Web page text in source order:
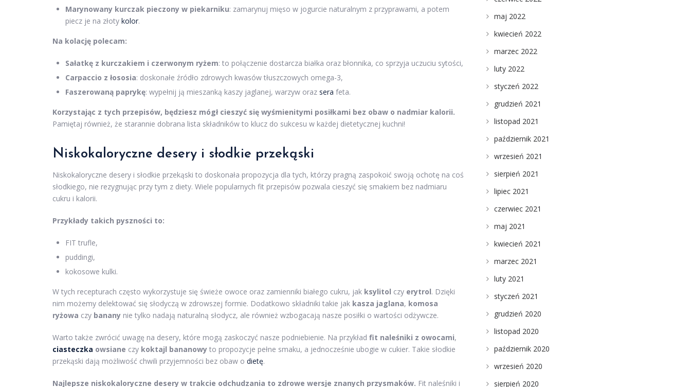
Marynowany kurczak pieczony w piekarniku: zamarynuj mięso w jogurcie naturalnym z przyprawami, a potem
piecz je na złoty kolor.
Na kolację polecam:
Sałatkę z kurczakiem i czerwonym ryżem: to połączenie dostarcza białka oraz błonnika, co sprzyja uczuciu sytości,
Carpaccio z łososia: doskonałe źródło zdrowych kwasów tłuszczowych omega-3,
Faszerowaną paprykę: wypełnij ją mieszanką kaszy jaglanej, warzyw oraz sera feta.
Korzystając z tych przepisów, będziesz mógł cieszyć się wyśmienitymi posiłkami bez obaw o nadmiar kalorii.
Pamiętaj również, że starannie dobrana lista składników to klucz do sukcesu w każdej dietetycznej kuchni!
Niskokaloryczne desery i słodkie przekąski
Niskokaloryczne desery i słodkie przekąski to doskonała propozycja dla tych, którzy pragną zaspokoić swoją ochotę na coś
słodkiego, nie rezygnując przy tym z diety. Wiele popularnych fit przepisów pozwala cieszyć się smakiem bez nadmiaru
cukru i kalorii.
Przykłady takich pyszności to:
FIT trufle,
puddingi,
kokosowe kulki.
W tych recepturach często wykorzystuje się świeże owoce oraz zamienniki białego cukru, jak ksylitol czy erytrol. Dzięki
nim możemy delektować się słodyczą w zdrowszej formie. Dodatkowo składniki takie jak kasza jaglana, komosa
ryżowa czy banany nie tylko nadają naturalną słodycz, ale również wzbogacają nasze posiłki o wartości odżywcze.
Warto także zwrócić uwagę na desery, które mogą zaskoczyć nasze podniebienie. Na przykład fit naleśniki z owocami,
ciasteczka owsiane czy koktajl bananowy to propozycje pełne smaku, a jednocześnie ubogie w cukier. Takie słodkie
przekąski dają możliwość chwili przyjemności bez obaw o dietę.
Najlepsze niskokaloryczne desery w trakcie odchudzania to zdrowe wersje znanych przysmaków. Fit naleśniki i
maj 2022
kwiecień 2022
marzec 2022
luty 2022
styczeń 2022
grudzień 2021
listopad 2021
październik 2021
wrzesień 2021
sierpień 2021
lipiec 2021
czerwiec 2021
maj 2021
kwiecień 2021
marzec 2021
luty 2021
styczeń 2021
grudzień 2020
listopad 2020
październik 2020
wrzesień 2020
sierpień 2020